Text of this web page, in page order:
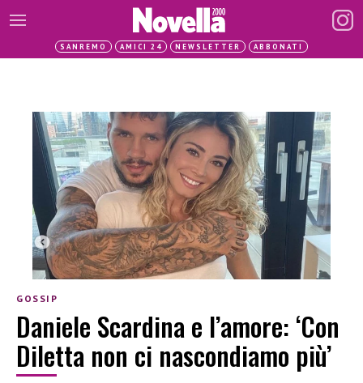
SANREMO AMICI 24 NEWSLETTER ABBONATI
GOSSIP
Daniele Scardina e l’amore: ‘Con
Diletta non ci nascondiamo più’